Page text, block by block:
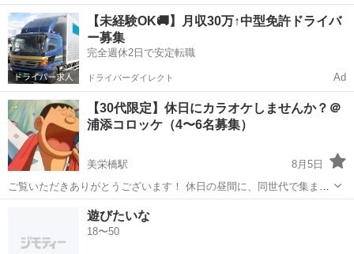
えお活かせる／ 下記資格があれば実務経験がなくてもOK◎ ・中型免
許（8t限定） 2007年6月1日以前の普通免許取得者も可 （免許証に「中
型車は中型（...
沖縄 浦添市 ドライバー
【未経験OK🚚】月収30万↑中型免許ドライバ
ー募集
完全週休2日で安定転職
ドライバーダイレクト Ad
【30代限定】休日にカラオケしませんか？＠
浦添コロッケ（4〜6名募集）
美栄橋駅
8月5日
ご覧いただきありがとうございます！ 休日の昼間に、同世代で集まっ
て楽しく歌えるメンバーを募集します。 今回は「30代の方限定」での
募集です。 懐メロから最新曲まで、ジャンルを問わず気兼ねなく歌い
ましょう！ ■開催詳細 • 場...
那覇市 美栄橋駅
遊びたいな
18〜50